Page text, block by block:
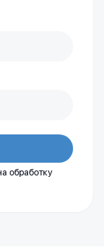
обработку